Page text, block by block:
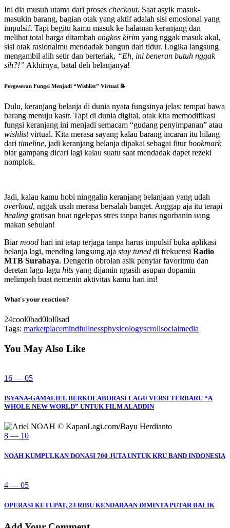
Ini dia musuh utama dari proses checkout. Saat asyik masuk-
masukin barang, bagian otak yang aktif adalah sisi emosional yang
impulsif. Tapi begitu kamu masuk ke halaman keranjang dan
melihat total harga ditambah ongkos kirim yang nggak masuk akal,
sisi otak rasionalmu mendadak bangun dari tidur. Logika langsung
mengambil alih setir dan berteriak, “Eh, ini beneran butuh nggak
sih?!” Akhirnya, batal deh belanjanya!
Pergeseran Fungsi Menjadi “Wishlist” Virtual 📝
Dulu, keranjang belanja di dunia nyata fungsinya jelas: tempat bawa
barang menuju kasir. Tapi di dunia digital, otak kita memodifikasi
fungsi keranjang ini menjadi semacam “gudang penyimpanan” atau
wishlistvirtual. Kita merasa sayang kalau barang incaran itu hilang
dari timeline, jadi keranjang belanja dipakai sebagai fiturbookmark
biar gampang dicari lagi kalau suatu saat mendadak dapet rezeki
nomplok.
Jadi, kalau kamu hobi ninggalin keranjang belanjaan yang udah
overload, nggak usah merasa bersalah banget. Anggap aja itu terapi
healing gratisan buat ngelepas stres tanpa harus ngorbanin uang
makan sebulan!
Biarmood hari ini tetap terjaga tanpa harus impulsif buka aplikasi
belanja lagi, mending langsung aja stay tuned di frekuensi Radio
MTB Surabaya. Dengerin obrolan asik penyiar favoritmu dan
deretan lagu-lagu hits yang dijamin ngasih asupan dopamin
melimpah buat nemenin aktivitas kamu hari ini!
What's your reaction?
24cool0bad0lol0sad
Tags: marketplacemindfullnessphysicologyscrollsocialmedia
You May Also Like
16 — 05
ISYANA-GAMALIEL BERKOLABORASI LAGU VERSI TERBARU “A
WHOLE NEW WORLD” UNTUK FILM ALADDIN
8 — 10
NOAH KUMPULKAN DONASI 700 JUTA UNTUK KRU BAND INDONESIA
4 — 05
OPERASI KETUPAT, 23 RIBU KENDARAAN DIMINTA PUTAR BALIK